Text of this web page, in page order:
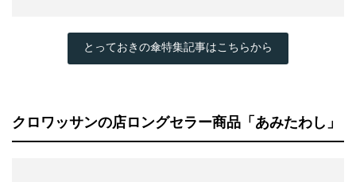
とっておきの傘特集記事はこちらから
クロワッサンの店ロングセラー商品「あみたわし」